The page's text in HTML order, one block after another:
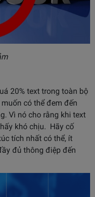
20% text trong toàn bộ
có thể đem đến
Vì nó cho rằng khi text
khó chịu. Hãy cố
tích nhất có thể, ít
đủ thông điệp đến